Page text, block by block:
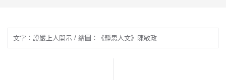
文字：證嚴上人開示 / 繪圖：《靜思人文》陳敏政